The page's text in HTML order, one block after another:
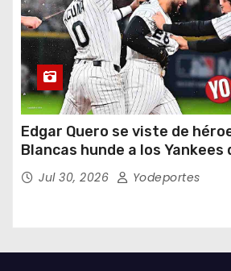
Edgar Quero se viste de
Blancas hunde a los Yankees
en doce entradas
Jul 30, 2026 Yodeportes